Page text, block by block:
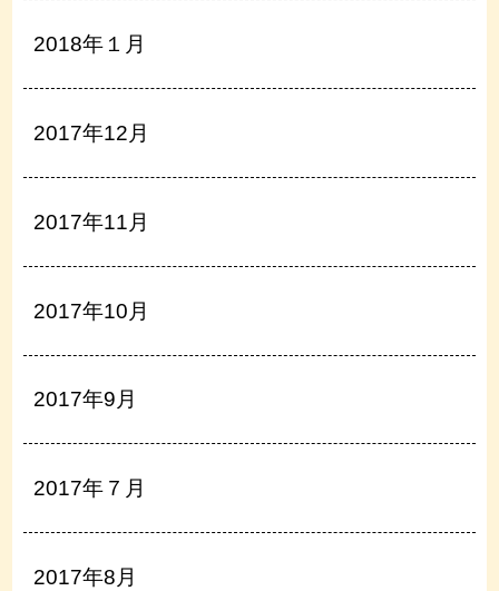
2018年１月
2017年12月
2017年11月
2017年10月
2017年9月
2017年７月
2017年8月